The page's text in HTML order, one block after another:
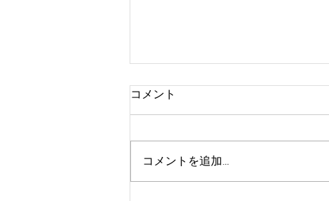
Happy birthday Roots🎂
コメント
コメントを追加…